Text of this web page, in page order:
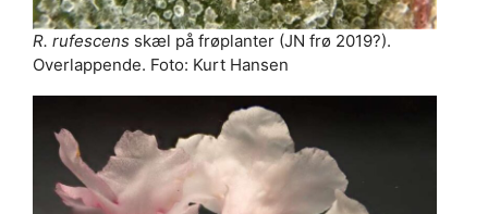
R. rufescens skæl på frøplanter (JN frø 2019?).
Overlappende. Foto: Kurt Hansen